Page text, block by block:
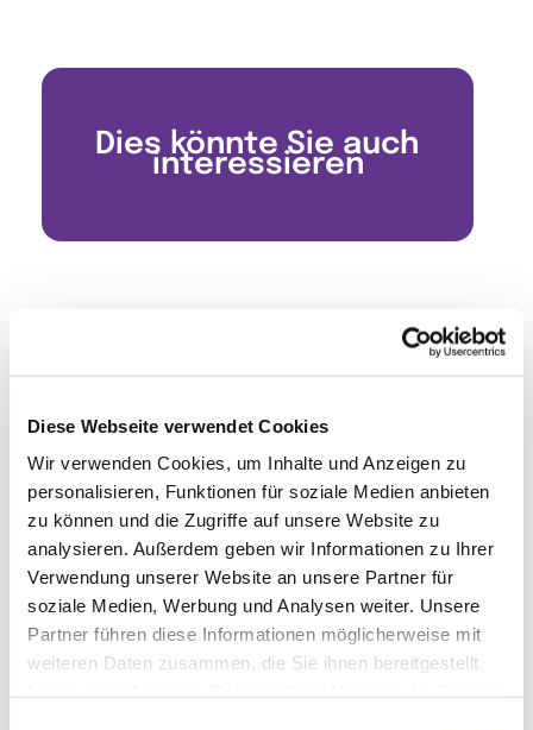
Diese Webseite verwendet Cookies
Wir verwenden Cookies, um Inhalte und Anzeigen zu
personalisieren, Funktionen für soziale Medien anbieten
zu können und die Zugriffe auf unsere Website zu
analysieren. Außerdem geben wir Informationen zu Ihrer
Verwendung unserer Website an unsere Partner für
soziale Medien, Werbung und Analysen weiter. Unsere
Partner führen diese Informationen möglicherweise mit
weiteren Daten zusammen, die Sie ihnen bereitgestellt
Dies könnte Sie auch
interessieren